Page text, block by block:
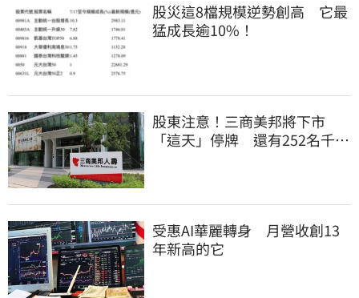
股災這8檔規模逆勢創高 它最
猛成長逾10%！
股東注意！三商美邦將下市
「這天」停牌 還有252名千張
受惠AI華麗轉身 月營收創13
年新高的它